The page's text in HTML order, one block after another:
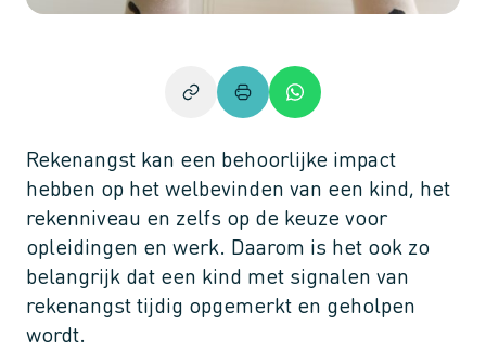
Rekenangst kan een behoorlijke impact
hebben op het welbevinden van een kind, het
rekenniveau en zelfs op de keuze voor
opleidingen en werk. Daarom is het ook zo
belangrijk dat een kind met signalen van
rekenangst tijdig opgemerkt en geholpen
wordt.